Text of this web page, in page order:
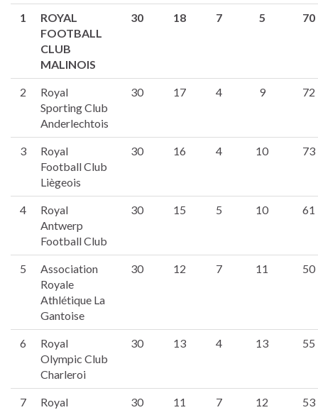
1
ROYAL
FOOTBALL
CLUB
MALINOIS
30 18 7 5 70
2
Royal
Sporting Club
Anderlechtois
30 17 4 9 72
3
Royal
Football Club
Liègeois
30 16 4 10 73
4
Royal
Antwerp
Football Club
30 15 5 10 61
5
Association
Royale
Athlétique La
Gantoise
30 12 7 11 50
6
Royal
Olympic Club
Charleroi
30 13 4 13 55
7
Royal
30 11 7 12 53